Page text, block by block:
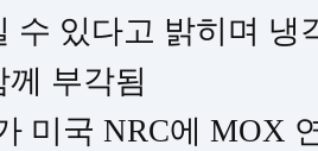
수 있다고 밝히며 냉
께 부각됨
미국 NRC에 MOX